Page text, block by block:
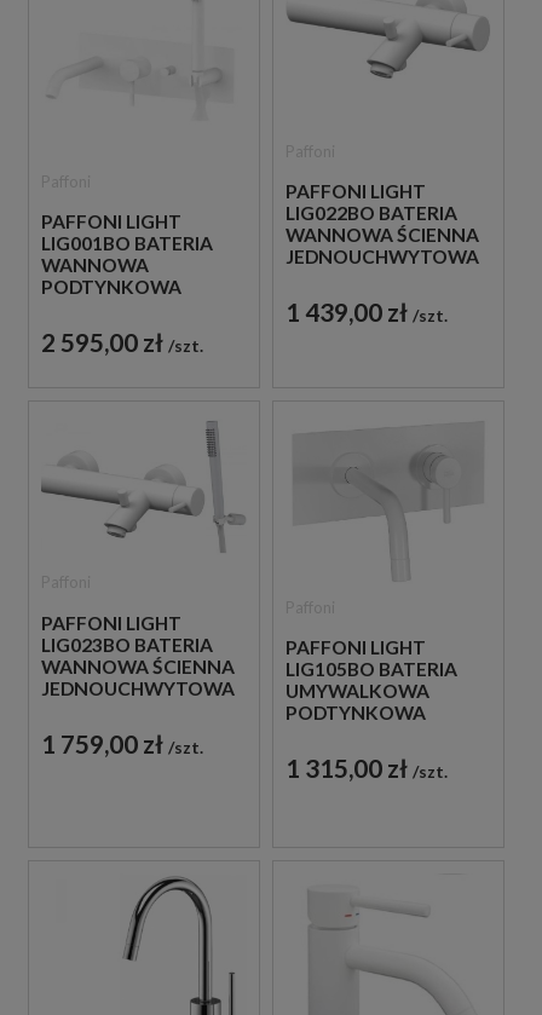
PAFFONI LIGHT
LIG001BO BATERIA
WANNOWA
PODTYNKOWA
BIAŁA
2 595,00 zł szt.
PAFFONI LIGHT
LIG022BO BATERIA
WANNOWA ŚCIENNA
JEDNOUCHWYTOWA
1 439,00 zł szt.
PAFFONI LIGHT
LIG023BO BATERIA
WANNOWA ŚCIENNA
JEDNOUCHWYTOWA
1 759,00 zł szt.
PAFFONI LIGHT
LIG105BO BATERIA
UMYWALKOWA
PODTYNKOWA
BIAŁA
1 315,00 zł szt.